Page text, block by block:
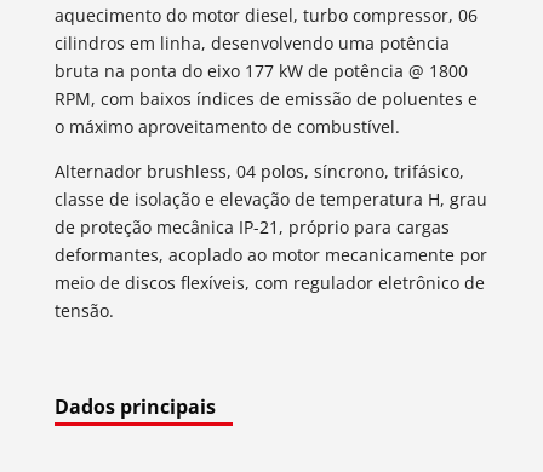
aquecimento do motor diesel, turbo compressor, 06
cilindros em linha, desenvolvendo uma potência
bruta na ponta do eixo 177 kW de potência @ 1800
RPM, com baixos índices de emissão de poluentes e
o máximo aproveitamento de combustível.
Alternador brushless, 04 polos, síncrono, trifásico,
classe de isolação e elevação de temperatura H, grau
de proteção mecânica IP-21, próprio para cargas
deformantes, acoplado ao motor mecanicamente por
meio de discos flexíveis, com regulador eletrônico de
tensão.
Dados principais